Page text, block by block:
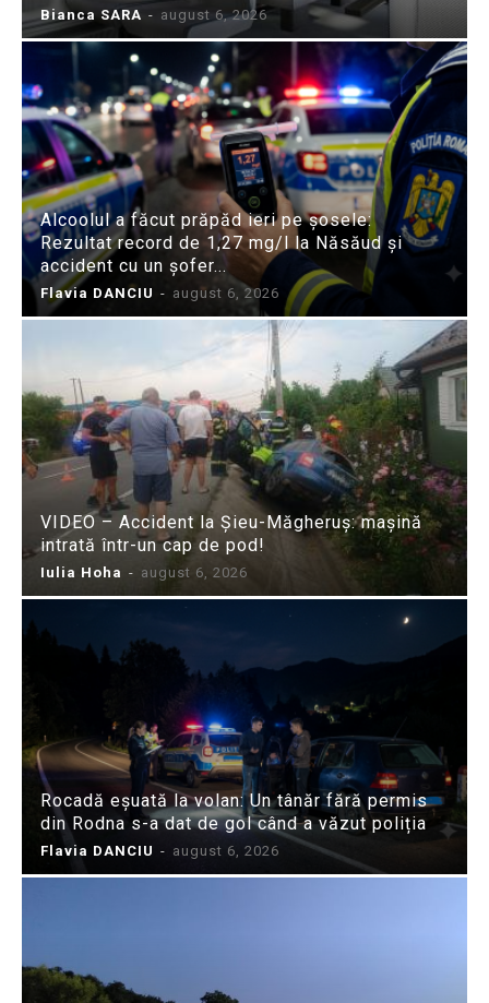
Bianca SARA - august 6, 2026
Alcoolul a făcut prăpăd ieri pe șosele:
Rezultat record de 1,27 mg/l la Năsăud și
accident cu un șofer...
Flavia DANCIU - august 6, 2026
VIDEO – Accident la Șieu-Măgheruș: mașină
intrată într-un cap de pod!
Iulia Hoha - august 6, 2026
Rocadă eșuată la volan: Un tânăr fără permis
din Rodna s-a dat de gol când a văzut poliția
Flavia DANCIU - august 6, 2026